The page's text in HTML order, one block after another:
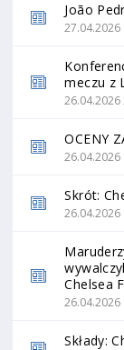
João
27.04.2026
meczu z
26.04.2026
OCENY
26.04.2026
Skrót:
26.04.2026
Chelsea
26.04.2026
Składy: